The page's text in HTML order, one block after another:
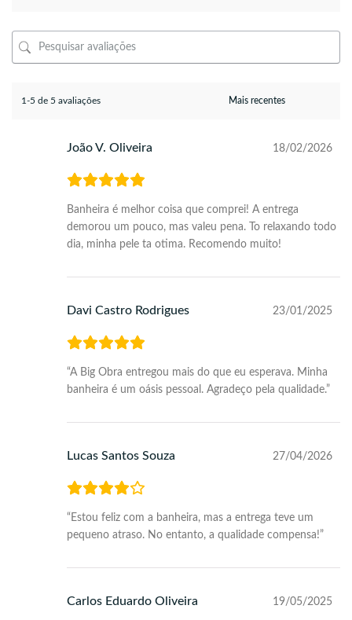
1-5 de 5 avaliações
João V. Oliveira 18/02/2026
Banheira é melhor coisa que comprei! A entrega
demorou um pouco, mas valeu pena. To relaxando todo
dia, minha pele ta otima. Recomendo muito!
Davi Castro Rodrigues 23/01/2025
“A Big Obra entregou mais do que eu esperava. Minha
banheira é um oásis pessoal. Agradeço pela qualidade.”
Lucas Santos Souza 27/04/2026
“Estou feliz com a banheira, mas a entrega teve um
pequeno atraso. No entanto, a qualidade compensa!”
Carlos Eduardo Oliveira 19/05/2025